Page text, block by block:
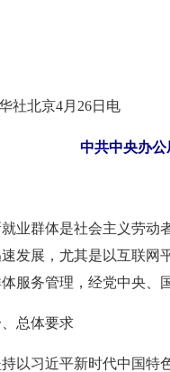
召开
作会上的交流发言稿
姚光锋会长做交流发言
稿
社北京4月26日电
中共中央办
群体是社会主义劳动者
发展，尤其是以互联网
服务管理，经党中央、
体要求
习近平新时代中国特色